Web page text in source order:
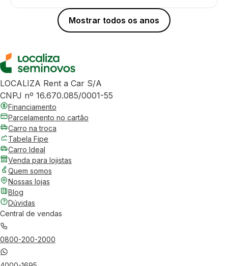
Mostrar todos os anos
LOCALIZA Rent a Car S/A
CNPJ nº 16.670.085/0001-55
Financiamento
Parcelamento no cartão
Carro na troca
Tabela Fipe
Carro Ideal
Venda para lojistas
Quem somos
Nossas lojas
Blog
Dúvidas
Central de vendas
0800-200-2000